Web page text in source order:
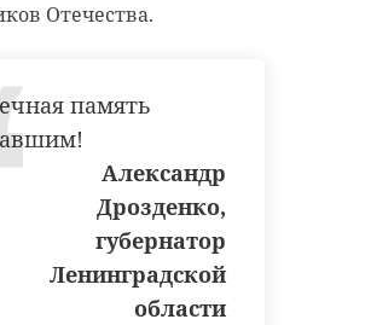
Отечества.
память
Александр
Дрозденко,
губернатор
Ленинградской
области